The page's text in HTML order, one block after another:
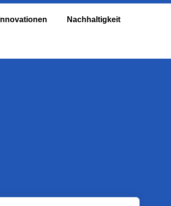
Innovationen Nachhaltigkeit